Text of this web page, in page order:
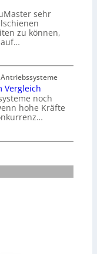
sehr
zu können,
Vergleich
noch
hohe Kräfte